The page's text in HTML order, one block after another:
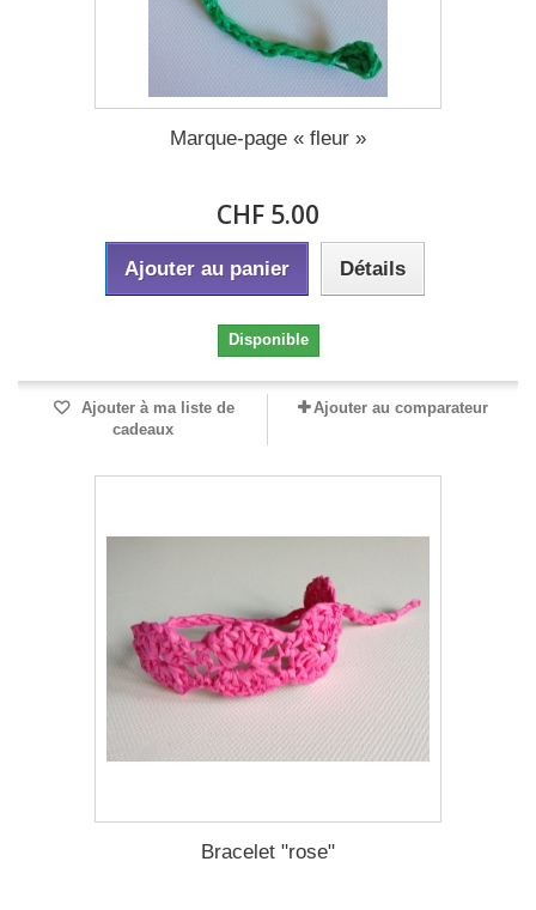
Marque-page « fleur »
CHF 5.00
Ajouter au panier Détails
Disponible
Ajouter à ma liste de
cadeaux
Ajouter au comparateur
Bracelet "rose"